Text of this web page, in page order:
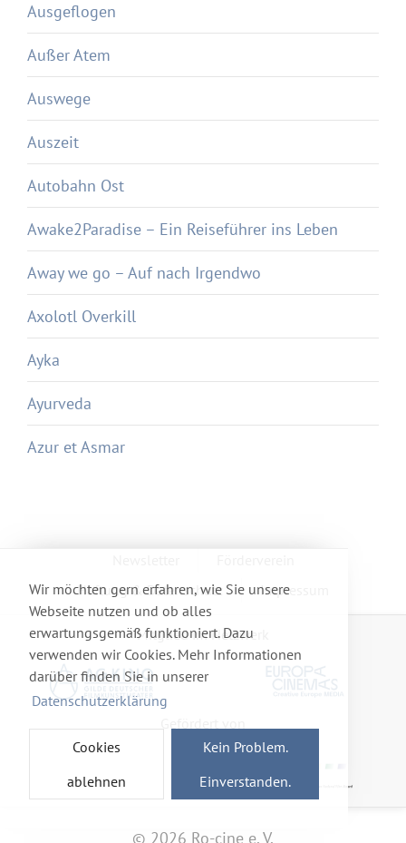
Wir möchten gern erfahren, wie Sie unsere
Webseite nutzen und ob alles
erwartungsgemäß funktioniert. Dazu
verwenden wir Cookies. Mehr Informationen
darüber finden Sie in unserer
Datenschutzerklärung
Cookies
ablehnen
Kein Problem.
Einverstanden.
Ausgeflogen
Außer Atem
Auswege
Auszeit
Autobahn Ost
Awake2Paradise – Ein Reiseführer ins Leben
Away we go – Auf nach Irgendwo
Axolotl Overkill
Ayka
Ayurveda
Azur et Asmar
Haftung & Datenschutz
Impressum
Mitglied im Netzwerk
© 2026 Ro-cine e. V.